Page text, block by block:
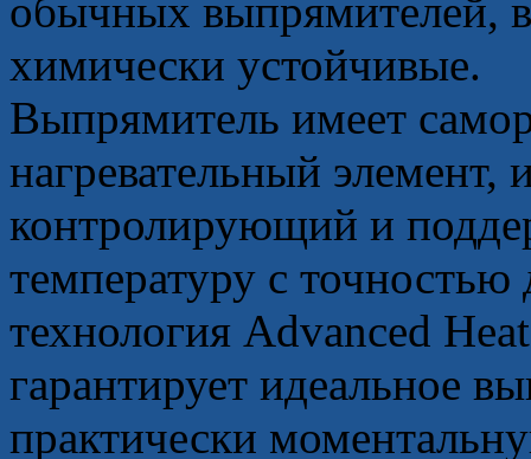
обычных выпрямителей, в
химически устойчивые.
Выпрямитель имеет
нагревательный элемент,
контролирующий и
температуру с
технология Advanced
гарантирует идеальное
практически